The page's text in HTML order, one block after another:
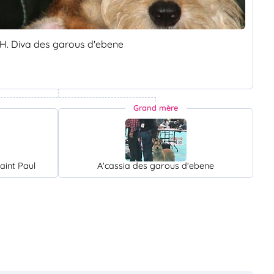
Diva des garous d'ebene
Paul
Grand mère
A'cassia des garous d'ebene